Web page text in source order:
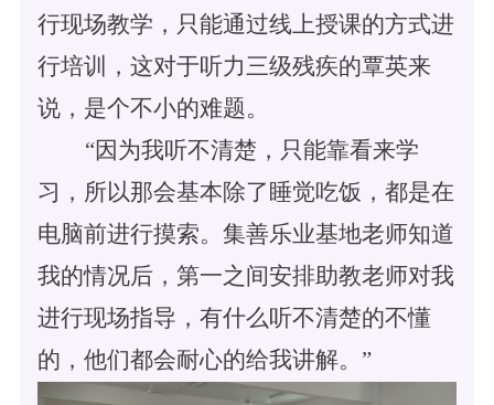
行现场教学，只能通过线上授课的方式进
行培训，这对于听力三级残疾的覃英来
说，是个不小的难题。
“因为我听不清楚，只能靠看来学
习，所以那会基本除了睡觉吃饭，都是在
电脑前进行摸索。集善乐业基地老师知道
我的情况后，第一之间安排助教老师对我
进行现场指导，有什么听不清楚的不懂
的，他们都会耐心的给我讲解。”